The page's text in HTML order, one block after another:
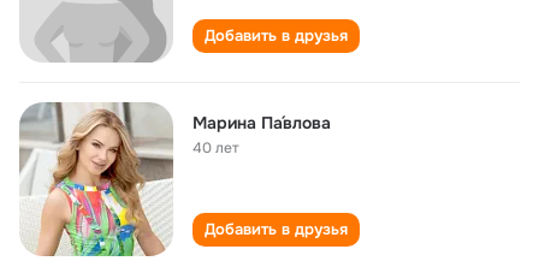
Добавить в друзья
Марина Па́влова
40 лет
Добавить в друзья